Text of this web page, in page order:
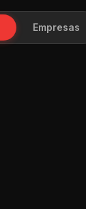
Empresas